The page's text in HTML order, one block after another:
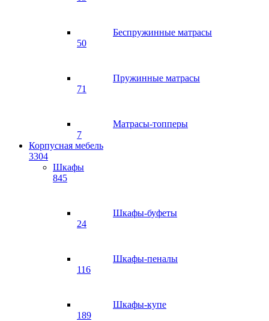
Беспружинные матрасы
50
Пружинные матрасы
71
Матрасы-топперы
7
Корпусная мебель
3304
Шкафы
845
Шкафы-буфеты
24
Шкафы-пеналы
116
Шкафы-купе
189